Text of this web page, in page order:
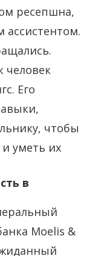
ресепшна,
ассистентом.
человек
Его
чтобы
уметь их
в
Moelis &